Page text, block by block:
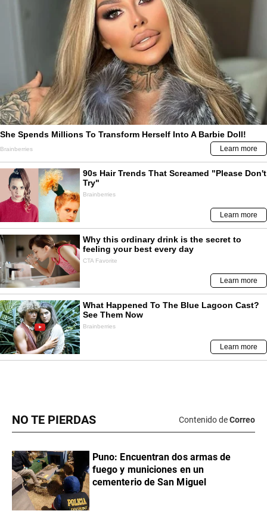
NO TE PIERDAS Contenido deCorreo
Puno: Encuentran dos armas de
fuego y municiones en un
cementerio de San Miguel